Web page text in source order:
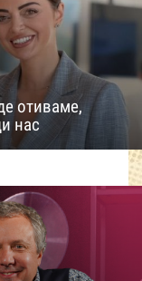
отиваме,
нас